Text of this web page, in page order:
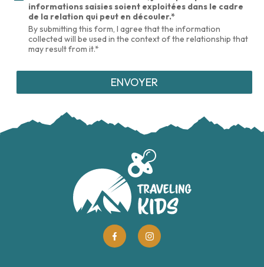
informations saisies soient exploitées dans le cadre
de la relation qui peut en découler.*
By submitting this form, I agree that the information
collected will be used in the context of the relationship that
may result from it.*